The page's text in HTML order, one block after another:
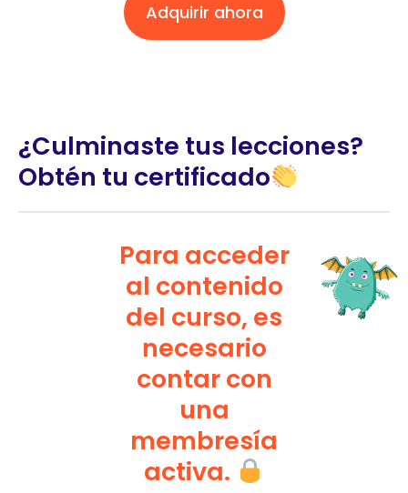
Adquirir ahora
¿Culminaste tus lecciones?
Obtén tu certificado
Para acceder
al contenido
del curso, es
necesario
contar con
una
membresía
activa.